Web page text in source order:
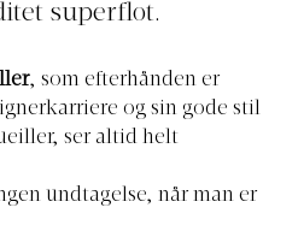
superflot.
, som efterhånden er
og sin gode stil
ser altid helt
undtagelse, når man er